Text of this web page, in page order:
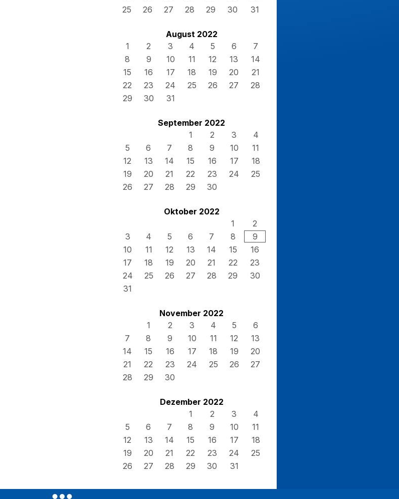
25
26 27 28 29 30 31
August 2022
1
2 3 4 5 6
7
8
9 10 11 12 13
14
15
16 17 18 19 20
21
22
23 24 25 26 27
28
29
30 31
September 2022
1
2 3
4
5
6 7 8 9 10
11
12
13 14 15 16 17
18
19
20 21 22 23 24
25
26
27 28 29 30
Oktober 2022
1
2
3
4 5 6 7 8
9
10
11 12 13 14 15
16
17
18 19 20 21 22
23
24
25 26 27 28 29
30
31
November 2022
1
2 3 4 5
6
7
8 9 10 11 12
13
14
15 16 17 18 19
20
21
22 23 24 25 26
27
28
29 30
Dezember 2022
1
2 3
4
5
6 7 8 9 10
11
12
13 14 15 16 17
18
19
20 21 22 23 24
25
26
27 28 29 30 31